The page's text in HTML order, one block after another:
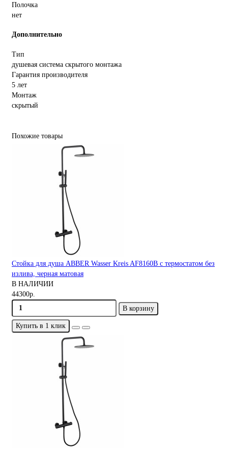
Полочка
нет
Дополнительно
Тип
душевая система скрытого монтажа
Гарантия производителя
5 лет
Монтаж
скрытый
Похожие товары
Стойка для душа ABBER Wasser Kreis AF8160B с термостатом без
излива, черная матовая
В НАЛИЧИИ
44300р.
В корзину
Купить в 1 клик